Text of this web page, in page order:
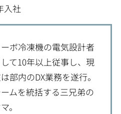
入社
ボ冷凍機の電気設計者
て10年以上従事し、現
部内のDX業務を遂行。
ムを統括する三兄弟の
。